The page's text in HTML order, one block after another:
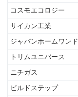
トワ
ーク
の契
約価
埼玉
県の
コスモエコロジー
サイカン工業
ジャパンホームワンド
トリムユニバース
ニチガス
ビルドステップ